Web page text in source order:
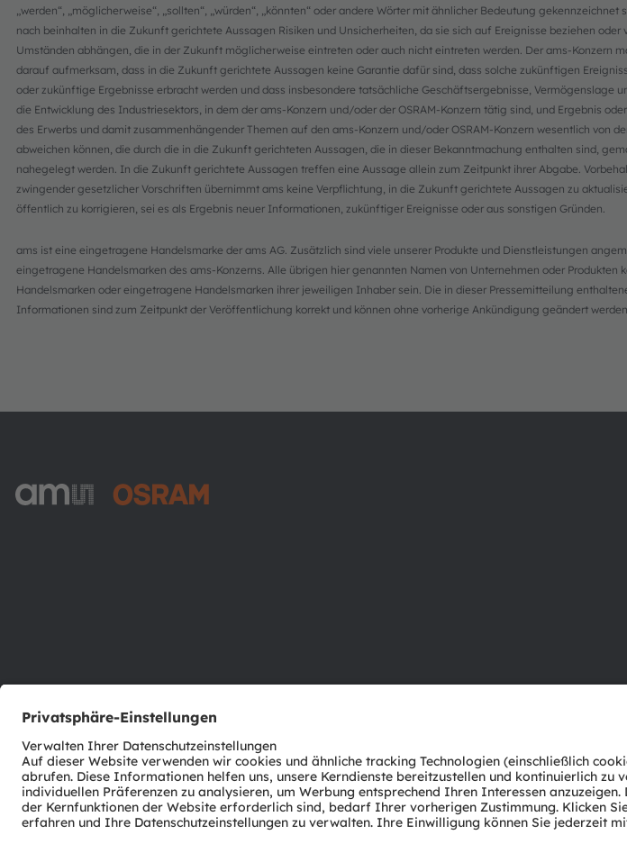
„werden“, „möglicherweise“, „sollten“, „würden“, „könnten“ oder andere Wörter mit ähnlicher Bedeutung gekennzeichnet
nach beinhalten in die Zukunft gerichtete Aussagen Risiken und Unsicherheiten, da sie sich auf Ereignisse beziehen oder
Umständen abhängen, die in der Zukunft möglicherweise eintreten oder auch nicht eintreten werden. Der ams-Konzern
darauf aufmerksam, dass in die Zukunft gerichtete Aussagen keine Garantie dafür sind, dass solche zukünftigen
oder zukünftige Ergebnisse erbracht werden und dass insbesondere tatsächliche Geschäftsergebnisse, Vermögenslage
die Entwicklung des Industriesektors, in dem der ams-Konzern und/oder der OSRAM-Konzern tätig sind, und Ergebnis
des Erwerbs und damit zusammenhängender Themen auf den ams-Konzern und/oder OSRAM-Konzern wesentlich von
abweichen können, die durch die in die Zukunft gerichteten Aussagen, die in dieser Bekanntmachung enthalten sind,
nahegelegt werden. In die Zukunft gerichtete Aussagen treffen eine Aussage allein zum Zeitpunkt ihrer Abgabe.
zwingender gesetzlicher Vorschriften übernimmt ams keine Verpflichtung, in die Zukunft gerichtete Aussagen zu
öffentlich zu korrigieren, sei es als Ergebnis neuer Informationen, zukünftiger Ereignisse oder aus sonstigen Gründen.
ams ist eine eingetragene Handelsmarke der ams AG. Zusätzlich sind viele unserer Produkte und Dienstleistungen
eingetragene Handelsmarken des ams-Konzerns. Alle übrigen hier genannten Namen von Unternehmen oder Produkten
Handelsmarken oder eingetragene Handelsmarken ihrer jeweiligen Inhaber sein. Die in dieser Pressemitteilung
Informationen sind zum Zeitpunkt der Veröffentlichung korrekt und können ohne vorherige Ankündigung geändert
Karriere
© 2026 ams-OSRAM AG. All rights reserved. Datenschutzerklärung